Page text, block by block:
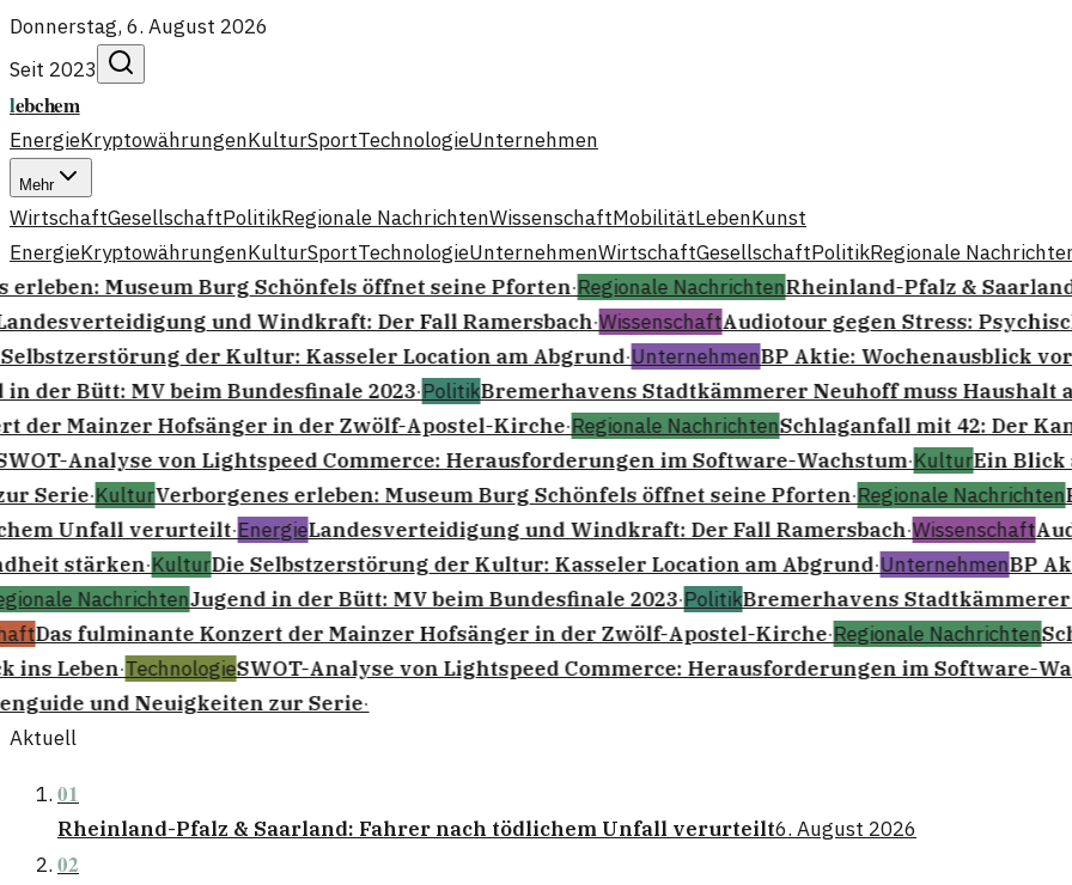
Donnerstag, 6. August 2026
Seit 2023
lebchem
EnergieKryptowährungenKulturSportTechnologieUnternehmen
Mehr
WirtschaftGesellschaftPolitikRegionale NachrichtenWissenschaftMobilitätLebenKunst
EnergieKryptowährungenKulturSportTechnologieUnternehmenWirtschaftGesellschaftPolitikRegionale
Museum Burg Schönfels öffnet seine Pforten·Regionale NachrichtenRheinland-Pfalz &
und Windkraft: Der Fall Ramersbach·WissenschaftAudiotour gegen Stress:
der Kultur: Kasseler Location am Abgrund·UnternehmenBP Aktie: Wochenausblick vor
der Bütt: MV beim Bundesfinale 2023·PolitikBremerhavens Stadtkämmerer Neuhoff muss Haushalt
der Mainzer Hofsänger in der Zwölf-Apostel-Kirche·Regionale NachrichtenSchlaganfall mit 42: Der
Analyse von Lightspeed Commerce: Herausforderungen im Software-Wachstum·KulturEin Blick
Serie·KulturVerborgenes erleben: Museum Burg Schönfels öffnet seine Pforten·Regionale Nachrichten
Unfall verurteilt·EnergieLandesverteidigung und Windkraft: Der Fall Ramersbach·Wissenschaft
stärken·KulturDie Selbstzerstörung der Kultur: Kasseler Location am Abgrund·UnternehmenBP
NachrichtenJugend in der Bütt: MV beim Bundesfinale 2023·PolitikBremerhavens Stadtkämmerer
Das fulminante Konzert der Mainzer Hofsänger in der Zwölf-Apostel-Kirche·Regionale Nachrichten
ins Leben·TechnologieSWOT-Analyse von Lightspeed Commerce: Herausforderungen im Software-
und Neuigkeiten zur Serie·
Aktuell
01
Rheinland-Pfalz & Saarland: Fahrer nach tödlichem Unfall verurteilt6. August 2026
02